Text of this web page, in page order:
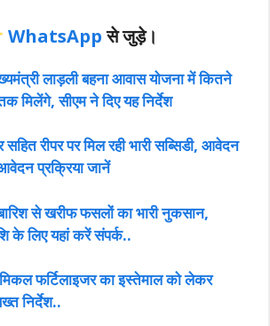
WhatsAppसे जुड़े।
लाड़ली बहना आवास योजना में कितने
मिलेंगे, सीएम ने दिए यह निर्देश
रीपर पर मिल रही भारी सब्सिडी, आवेदन
प्रक्रिया जानें
बारिश से खरीफ फसलों का भारी नुकसान,
के लिए यहां करें संपर्क..
फर्टिलाइजर का इस्तेमाल को लेकर
निर्देश..